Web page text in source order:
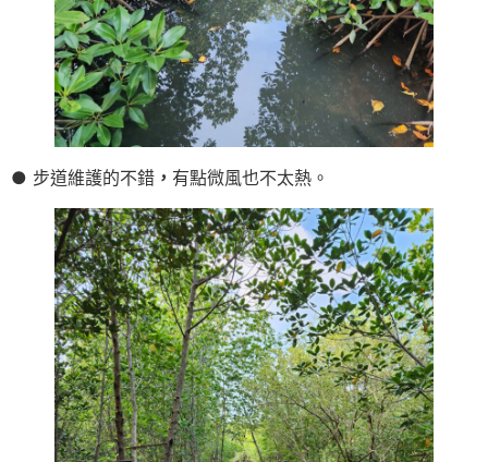
● 步道維護的不錯 ， 有點微風也不太熱。